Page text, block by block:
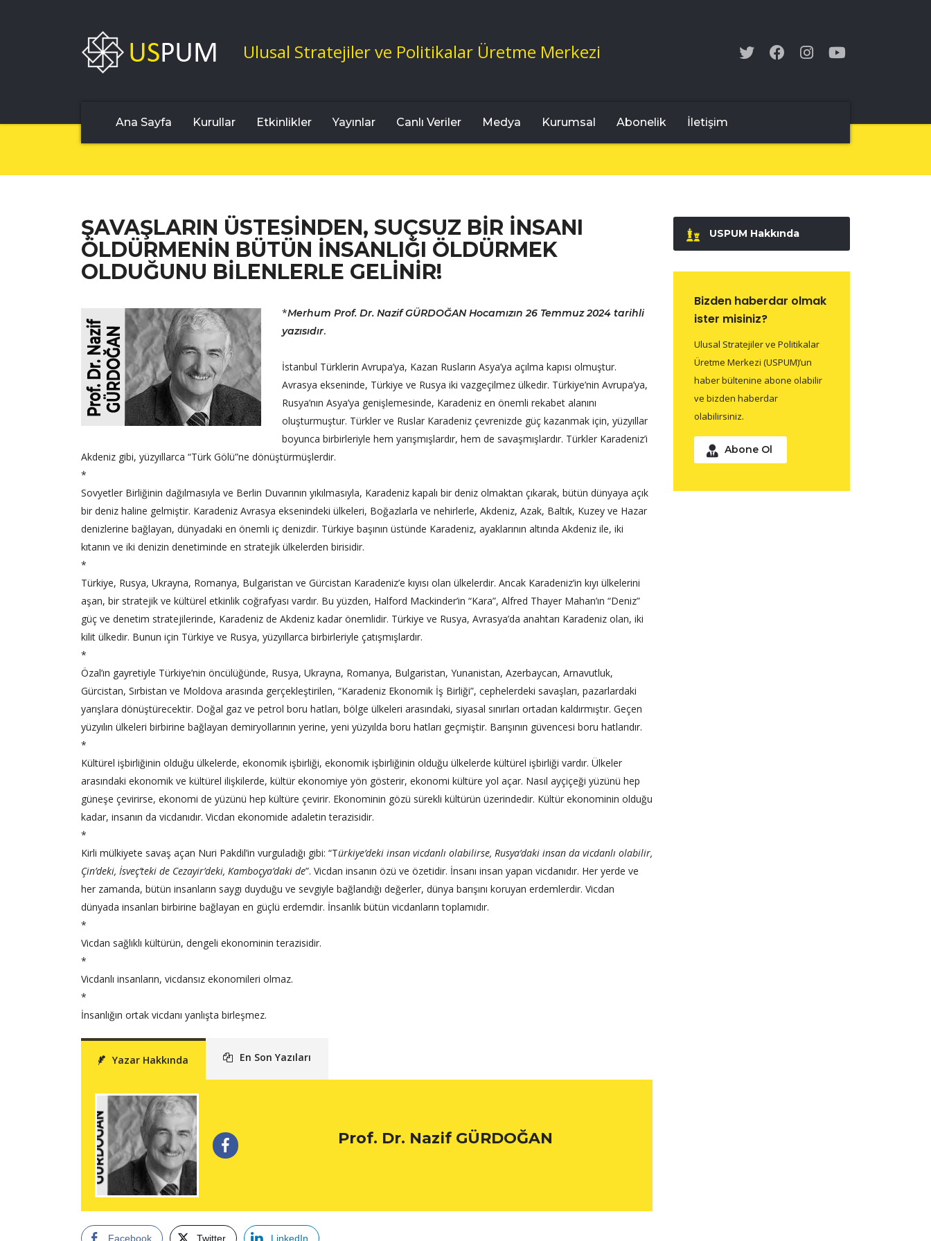
Ulusal Stratejiler ve Politikalar Üretme Merkezi
Ana Sayfa Kurullar Etkinlikler Yayınlar Canlı Veriler Medya Kurumsal Abonelik İletişim
ŞAVAŞLARIN ÜSTESİNDEN, SUÇSUZ BİR İNSANI
ÖLDÜRMENİN BÜTÜN İNSANLIĞI ÖLDÜRMEK
OLDUĞUNU BİLENLERLE GELİNİR!
*Merhum Prof. Dr. Nazif GÜRDOĞAN Hocamızın 26 Temmuz 2024 tarihli
yazısıdır.
İstanbul Türklerin Avrupa’ya, Kazan Rusların Asya’ya açılma kapısı olmuştur.
Avrasya ekseninde, Türkiye ve Rusya iki vazgeçilmez ülkedir. Türkiye’nin Avrupa’ya,
Rusya’nın Asya’ya genişlemesinde, Karadeniz en önemli rekabet alanını
oluşturmuştur. Türkler ve Ruslar Karadeniz çevrenizde güç kazanmak için, yüzyıllar
boyunca birbirleriyle hem yarışmışlardır, hem de savaşmışlardır. Türkler Karadeniz’i
Akdeniz gibi, yüzyıllarca “Türk Gölü”ne dönüştürmüşlerdir.
*
Sovyetler Birliğinin dağılmasıyla ve Berlin Duvarının yıkılmasıyla, Karadeniz kapalı bir deniz olmaktan çıkarak, bütün dünyaya açık
bir deniz haline gelmiştir. Karadeniz Avrasya eksenindeki ülkeleri, Boğazlarla ve nehirlerle, Akdeniz, Azak, Baltık, Kuzey ve Hazar
denizlerine bağlayan, dünyadaki en önemli iç denizdir. Türkiye başının üstünde Karadeniz, ayaklarının altında Akdeniz ile, iki
kıtanın ve iki denizin denetiminde en stratejik ülkelerden birisidir.
*
Türkiye, Rusya, Ukrayna, Romanya, Bulgaristan ve Gürcistan Karadeniz’e kıyısı olan ülkelerdir. Ancak Karadeniz’in kıyı ülkelerini
aşan, bir stratejik ve kültürel etkinlik coğrafyası vardır. Bu yüzden, Halford Mackinder’in “Kara”, Alfred Thayer Mahan’ın “Deniz”
güç ve denetim stratejilerinde, Karadeniz de Akdeniz kadar önemlidir. Türkiye ve Rusya, Avrasya’da anahtarı Karadeniz olan, iki
kilit ülkedir. Bunun için Türkiye ve Rusya, yüzyıllarca birbirleriyle çatışmışlardır.
*
Özal’ın gayretiyle Türkiye’nin öncülüğünde, Rusya, Ukrayna, Romanya, Bulgaristan, Yunanistan, Azerbaycan, Arnavutluk,
Gürcistan, Sırbistan ve Moldova arasında gerçekleştirilen, “Karadeniz Ekonomik İş Birliği”, cephelerdeki savaşları, pazarlardaki
yarışlara dönüştürecektir. Doğal gaz ve petrol boru hatları, bölge ülkeleri arasındaki, siyasal sınırları ortadan kaldırmıştır. Geçen
yüzyılın ülkeleri birbirine bağlayan demiryollarının yerine, yeni yüzyılda boru hatları geçmiştir. Barışının güvencesi boru hatlarıdır.
*
Kültürel işbirliğinin olduğu ülkelerde, ekonomik işbirliği, ekonomik işbirliğinin olduğu ülkelerde kültürel işbirliği vardır. Ülkeler
arasındaki ekonomik ve kültürel ilişkilerde, kültür ekonomiye yön gösterir, ekonomi kültüre yol açar. Nasıl ayçiçeği yüzünü hep
güneşe çevirirse, ekonomi de yüzünü hep kültüre çevirir. Ekonominin gözü sürekli kültürün üzerindedir. Kültür ekonominin olduğu
kadar, insanın da vicdanıdır. Vicdan ekonomide adaletin terazisidir.
*
Kirli mülkiyete savaş açan Nuri Pakdil’in vurguladığı gibi: “Türkiye’deki insan vicdanlı olabilirse, Rusya’daki insan da vicdanlı olabilir,
Çin’deki, İsveç’teki de Cezayir’deki, Kamboçya’daki de”. Vicdan insanın özü ve özetidir. İnsanı insan yapan vicdanıdır. Her yerde ve
her zamanda, bütün insanların saygı duyduğu ve sevgiyle bağlandığı değerler, dünya barışını koruyan erdemlerdir. Vicdan
dünyada insanları birbirine bağlayan en güçlü erdemdir. İnsanlık bütün vicdanların toplamıdır.
*
Vicdan sağlıklı kültürün, dengeli ekonominin terazisidir.
*
Vicdanlı insanların, vicdansız ekonomileri olmaz.
*
İnsanlığın ortak vicdanı yanlışta birleşmez.
Yazar Hakkında En Son Yazıları
Prof. Dr. Nazif GÜRDOĞAN
Facebook Twitter LinkedIn
USPUM Hakkında
Bizden haberdar olmak
ister misiniz?
Ulusal Stratejiler ve Politikalar
Üretme Merkezi (USPUM)’un
haber bültenine abone olabilir
ve bizden haberdar
olabilirsiniz.
Abone Ol